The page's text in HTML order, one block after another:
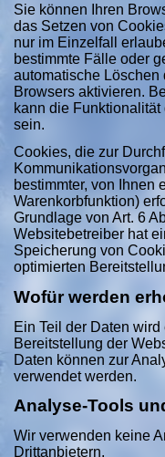
Sie können Ihren
das Setzen von
nur im Einzelfall
bestimmte Fälle oder
automatische
Browsers aktivieren.
kann die
sein.
Cookies, die zur
bestimmter, von Ihnen
Warenkorbfunktion)
Grundlage von Art. 6
Websitebetreiber hat
Speicherung von
optimierten
Wofür werden
Ein Teil der Daten
Bereitstellung der
Daten können zur
verwendet werden.
Analyse-Tools
Wir verwenden keine
Drittanbietern.